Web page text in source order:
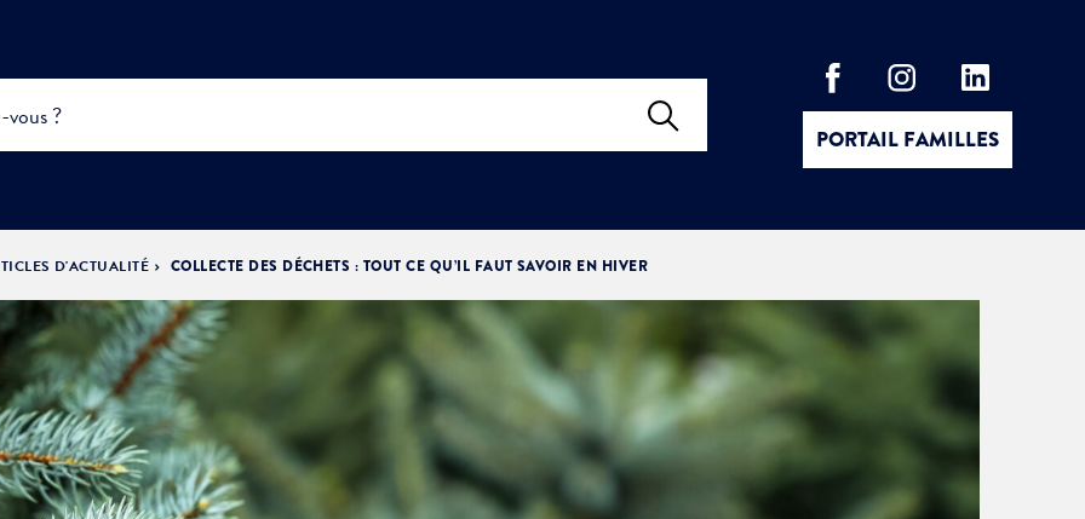
PORTAIL FAMILLES
DÉMARCHES
ACTUALITÉS &
ÉVÈNEMENTS
DÉMOCRATIE
PARTICIPATIVE
D'ACTUALITÉ COLLECTE DES DÉCHETS : TOUT CE QU’IL FAUT SAVOIR EN HIVER